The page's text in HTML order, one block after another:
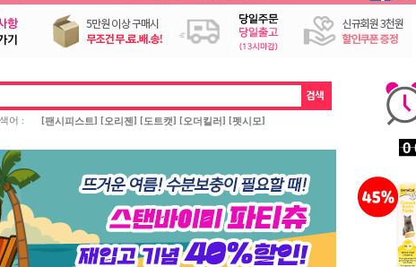
어 : [팬시피스트] [오리젠] [도트캣] [오더킬러] [펫시모]